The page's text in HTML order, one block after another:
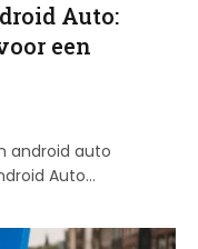
Auto:
een
android auto
Auto…